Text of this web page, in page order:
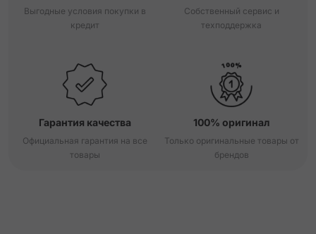
Выгодные условия покупки в
кредит
Собственный сервис и
техподдержка
Гарантия качества
Официальная гарантия на все
товары
100% оригинал
Только оригинальные товары от
брендов